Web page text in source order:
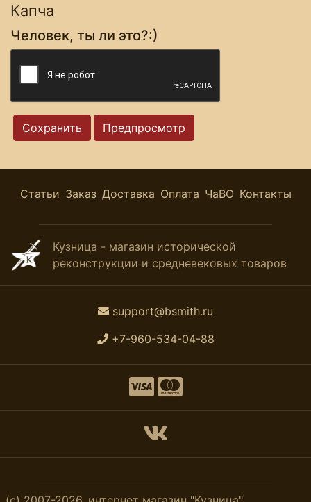
Капча
Человек, ты ли это?:)
Статьи Заказ Доставка Оплата ЧаВО Контакты
Кузница - магазин исторической
реконструкции и средневековых товаров
support@bsmith.ru
+7-960-534-04-88